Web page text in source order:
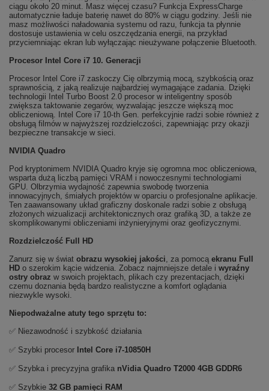
ciągu około 20 minut. Masz więcej czasu? Funkcja ExpressCharge
automatycznie ładuje baterię nawet do 80% w ciągu godziny. Jeśli nie
masz możliwości naładowania systemu od razu, funkcja ta płynnie
dostosuje ustawienia w celu oszczędzania energii, na przykład
przyciemniając ekran lub wyłączając nieużywane połączenie Bluetooth.
Procesor Intel Core i7 10. Generacji
Procesor Intel Core i7 zaskoczy Cię olbrzymią mocą, szybkością oraz
sprawnością, z jaką realizuje najbardziej wymagające zadania. Dzięki
technologii Intel Turbo Boost 2.0 procesor w inteligentny sposób
zwiększa taktowanie zegarów, wyzwalając jeszcze większą moc
obliczeniową. Intel Core i7 10-th Gen. perfekcyjnie radzi sobie również z
obsługą filmów w najwyższej rozdzielczości, zapewniając przy okazji
bezpieczne transakcje w sieci.
NVIDIA Quadro
Pod kryptonimem NVIDIA Quadro kryje się ogromna moc obliczeniowa,
wsparta dużą liczbą pamięci VRAM i nowoczesnymi technologiami
GPU. Olbrzymia wydajność zapewnia swobodę tworzenia
innowacyjnych, śmiałych projektów w oparciu o profesjonalne aplikacje.
Ten zaawansowany układ graficzny doskonale radzi sobie z obsługą
złożonych wizualizacji architektonicznych oraz grafiką 3D, a także ze
skomplikowanymi obliczeniami inżynieryjnymi oraz geofizycznymi.
Rozdzielczość Full HD
Zanurz się w świat obrazu wysokiej jakości, za pomocą ekranu Full
HD o szerokim kącie widzenia. Zobacz najmniejsze detale i wyraźny
ostry obraz w swoich projektach, plikach czy prezentacjach, dzięki
czemu doznania będą bardzo realistyczne a komfort oglądania
niezwykle wysoki.
Niepodważalne atuty tego sprzętu to:
✅ Niezawodność i szybkość działania
✅ Szybki procesor Intel Core i7-10850H
✅ Szybka i precyzyjna grafika nVidia Quadro T2000 4GB GDDR6
✅ Szybkie 32 GB pamięci RAM